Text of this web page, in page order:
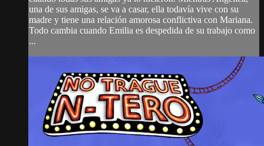
una de sus amigas, se va a casar, ella todavía vive con su
madre y tiene una relación amorosa conflictiva con Mariana.
Todo cambia cuando Emilia es despedida de su trabajo como
...